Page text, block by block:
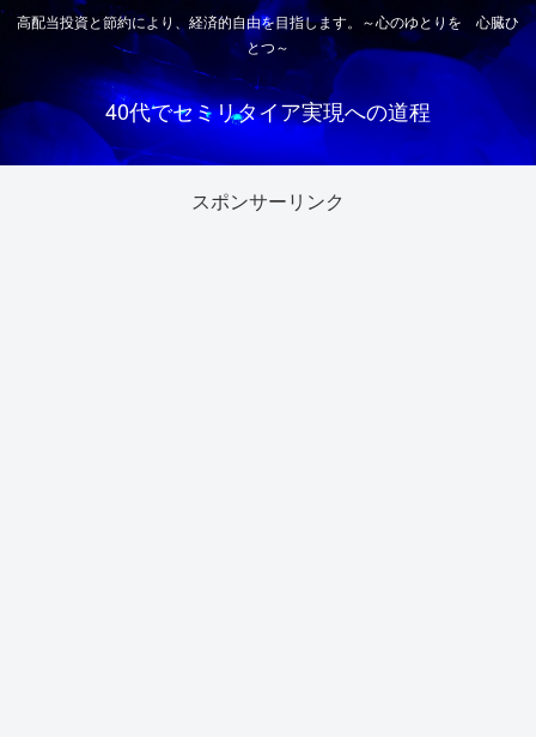
高配当投資と節約により、経済的自由を目指します。～心のゆとりを 心臓ひ
とつ～
40代でセミリタイア実現への道程
スポンサーリンク